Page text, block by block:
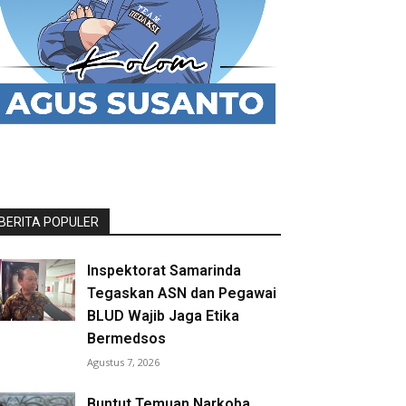
POPULER
Inspektorat Samarinda
Tegaskan ASN dan Pegawai
BLUD Wajib Jaga Etika
Bermedsos
Agustus 7, 2026